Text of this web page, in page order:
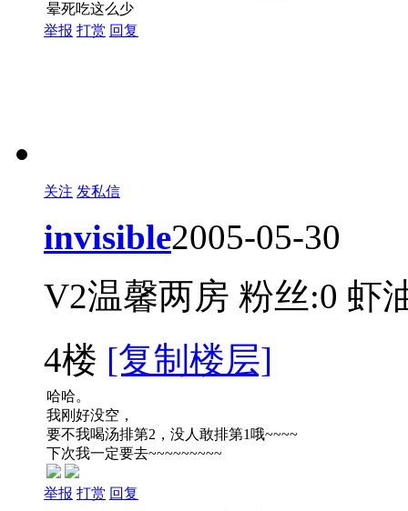
晕死吃这么少
举报 打赏 回复
关注 发私信
invisible2005-05-30
V2温馨两房 粉丝:0 虾
4楼 [复制楼层]
哈哈。
我刚好没空，
要不我喝汤排第2，没人敢排第1哦~~~~
下次我一定要去~~~~~~~~~
举报 打赏 回复